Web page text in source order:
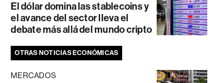
El dólar domina las stablecoins y
el avance del sector lleva el
debate más allá del mundo cripto
OTRAS NOTICIAS ECONÓMICAS
MERCADOS